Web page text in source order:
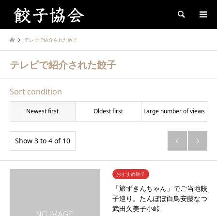
Search
テレビで紹介された餃子
テレビで紹介された餃子
Sort condition
Newest first Oldest first Large number of views
Show 3 to 4 of 10  
おすすめ餃子
「旅ずきんちゃん」でご当地餃
子巡り。たんぽぽ白鳥安藤なつ
武田久美子小峠